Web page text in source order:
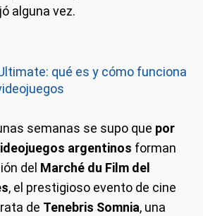
alguna vez.
qué es y cómo funciona
semanas se supo que por
argentinos forman
del Marché du Film del
, el prestigioso evento de cine
de Tenebris Somnia, una